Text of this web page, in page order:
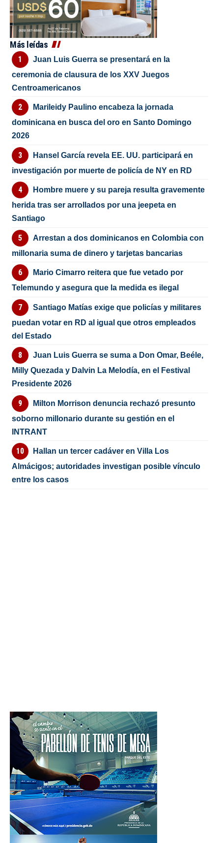
Más leídas
Juan Luis Guerra se presentará en la
ceremonia de clausura de los XXV Juegos
Centroamericanos
Marileidy Paulino encabeza la jornada
dominicana en busca del oro en Santo Domingo
2026
Hansel García revela EE. UU. participará en
investigación por muerte de policía de NY en RD
Hombre muere y su pareja resulta gravemente
herida tras ser arrollados por una jeepeta en
Santiago
Arrestan a dos dominicanos en Colombia con
millonaria suma de dinero y tarjetas bancarias
Mario Cimarro reitera que fue vetado por
Telemundo y asegura que la medida es ilegal
Santiago Matías exige que policías y militares
puedan votar en RD al igual que otros empleados
del Estado
Juan Luis Guerra se suma a Don Omar, Beéle,
Milly Quezada y Dalvin La Melodía, en el Festival
Presidente 2026
Milton Morrison denuncia rechazó presunto
soborno millonario durante su gestión en el
INTRANT
Hallan un tercer cadáver en Villa Los
Almácigos; autoridades investigan posible vínculo
entre los casos